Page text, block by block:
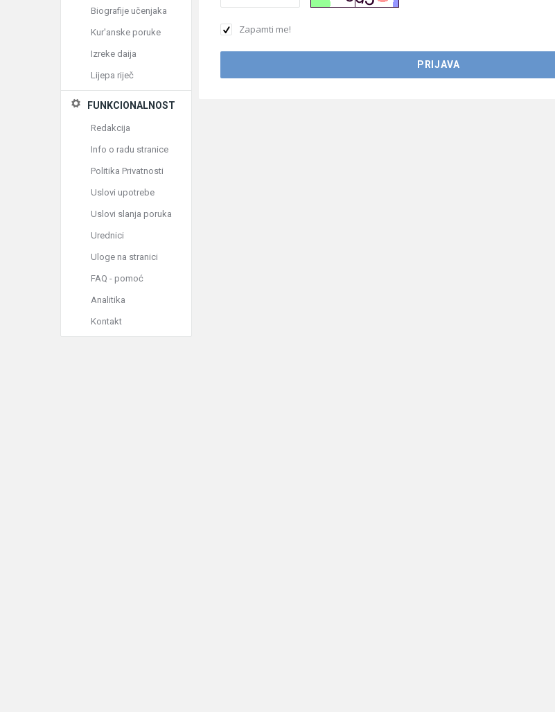
Zapamti me!
Biografije učenjaka
Kur'anske poruke
Izreke daija
Lijepa riječ
FUNKCIONALNOST
Redakcija
Info o radu stranice
Politika Privatnosti
Uslovi upotrebe
Uslovi slanja poruka
Urednici
Uloge na stranici
FAQ - pomoć
Analitika
Kontakt